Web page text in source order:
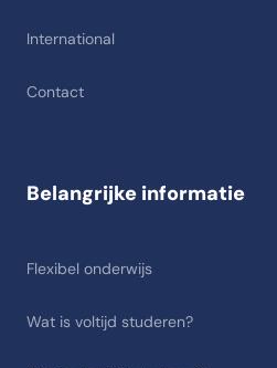
International
Contact
Belangrijke informatie
Flexibel onderwijs
Wat is voltijd studeren?